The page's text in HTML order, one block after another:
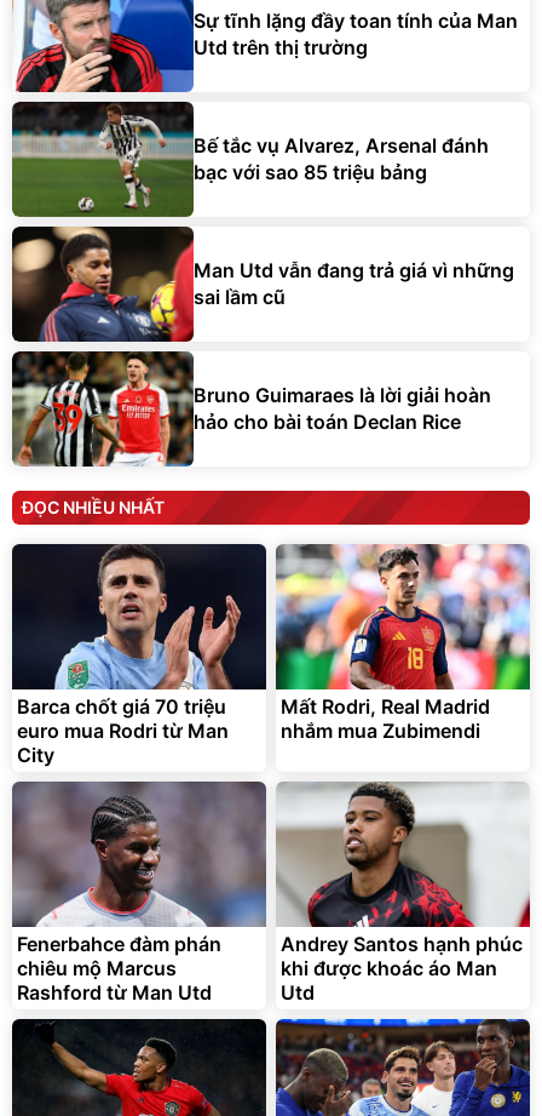
Sự tĩnh lặng đầy toan tính của Man
Utd trên thị trường
Bế tắc vụ Alvarez, Arsenal đánh
bạc với sao 85 triệu bảng
Man Utd vẫn đang trả giá vì những
sai lầm cũ
Bruno Guimaraes là lời giải hoàn
hảo cho bài toán Declan Rice
ĐỌC NHIỀU NHẤT
Barca chốt giá 70 triệu
euro mua Rodri từ Man
City
Mất Rodri, Real Madrid
nhắm mua Zubimendi
Fenerbahce đàm phán
chiêu mộ Marcus
Rashford từ Man Utd
Andrey Santos hạnh phúc
khi được khoác áo Man
Utd